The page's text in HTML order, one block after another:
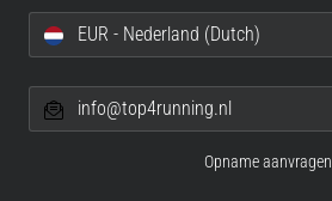
EUR - Nederland (Dutch)
info@top4running.nl
Opname aanvragen